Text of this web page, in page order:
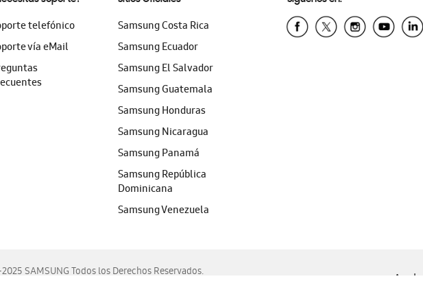
telefónico
vía eMail
Samsung Costa Rica
Samsung Ecuador
Samsung El Salvador
Samsung Guatemala
Samsung Honduras
Samsung Nicaragua
Samsung Panamá
Samsung República
Dominicana
Samsung Venezuela
SAMSUNG Todos los Derechos Reservados.